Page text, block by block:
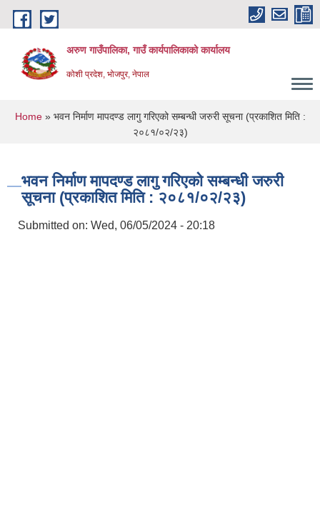
Skip to main content
अरुण गाउँपालिका, गाउँ कार्यपालिकाको कार्यालय
कोशी प्रदेश, भोजपुर, नेपाल
You are here
Home» भवन निर्माण मापदण्ड लागु गरिएको सम्बन्धी जरुरी सूचना (प्रकाशित मिति :
२०८१/०२/२३)
भवन निर्माण मापदण्ड लागु गरिएको सम्बन्धी जरुरी
सूचना (प्रकाशित मिति : २०८१/०२/२३)
Submitted on: Wed, 06/05/2024 - 20:18